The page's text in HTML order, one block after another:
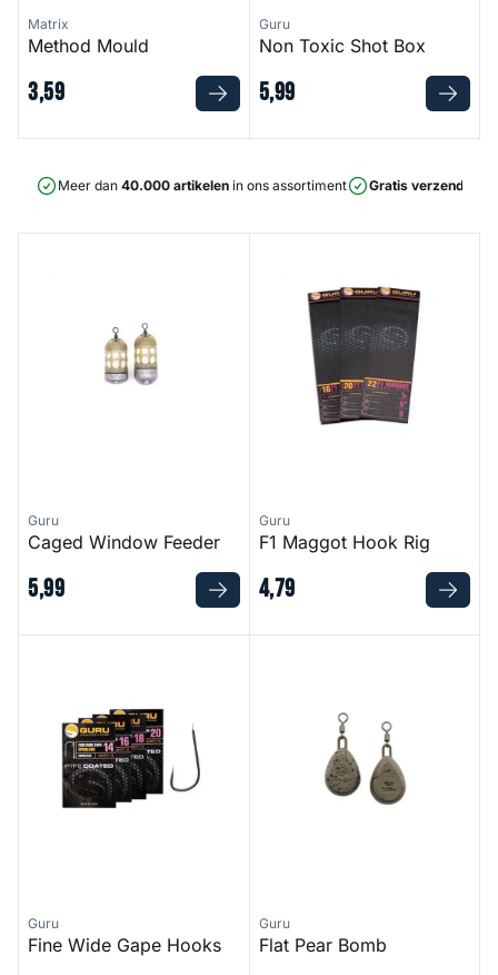
Matrix
Method Mould
3,59
Guru
Non Toxic Shot Box
5,99
Meer dan 40.000 artikelen in ons assortiment Gratis verzending
Guru
Caged Window Feeder
5,99
Guru
F1 Maggot Hook Rig
4,79
Guru
Fine Wide Gape Hooks
Guru
Flat Pear Bomb